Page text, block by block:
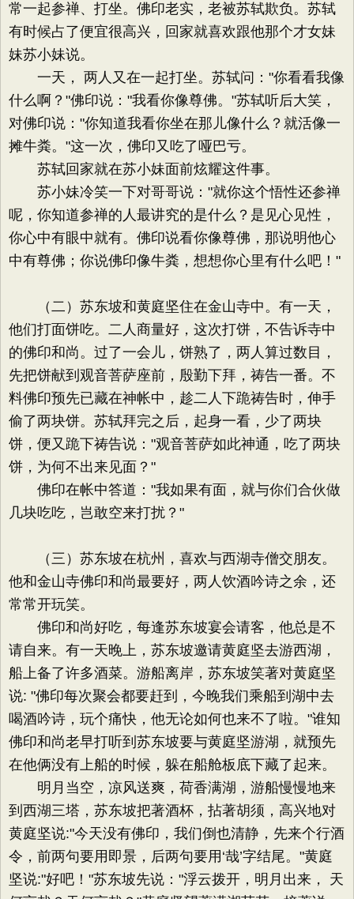
常一起参禅、打坐。佛印老实，老被苏轼欺负。苏轼
有时候占了便宜很高兴，回家就喜欢跟他那个才女妹
妹苏小妹说。
一天， 两人又在一起打坐。苏轼问："你看看我像
什么啊？"佛印说："我看你像尊佛。"苏轼听后大笑，
对佛印说："你知道我看你坐在那儿像什么？就活像一
摊牛粪。"这一次，佛印又吃了哑巴亏。
苏轼回家就在苏小妹面前炫耀这件事。
苏小妹冷笑一下对哥哥说："就你这个悟性还参禅
呢，你知道参禅的人最讲究的是什么？是见心见性，
你心中有眼中就有。佛印说看你像尊佛，那说明他心
中有尊佛；你说佛印像牛粪，想想你心里有什么吧！"
（二）苏东坡和黄庭坚住在金山寺中。有一天，
他们打面饼吃。二人商量好，这次打饼，不告诉寺中
的佛印和尚。过了一会儿，饼熟了，两人算过数目，
先把饼献到观音菩萨座前，殷勤下拜，祷告一番。不
料佛印预先已藏在神帐中，趁二人下跪祷告时，伸手
偷了两块饼。苏轼拜完之后，起身一看，少了两块
饼，便又跪下祷告说："观音菩萨如此神通，吃了两块
饼，为何不出来见面？"
佛印在帐中答道："我如果有面，就与你们合伙做
几块吃吃，岂敢空来打扰？"
（三）苏东坡在杭州，喜欢与西湖寺僧交朋友。
他和金山寺佛印和尚最要好，两人饮酒吟诗之余，还
常常开玩笑。
佛印和尚好吃，每逢苏东坡宴会请客，他总是不
请自来。有一天晚上，苏东坡邀请黄庭坚去游西湖，
船上备了许多酒菜。游船离岸，苏东坡笑著对黄庭坚
说: "佛印每次聚会都要赶到，今晚我们乘船到湖中去
喝酒吟诗，玩个痛快，他无论如何也来不了啦。"谁知
佛印和尚老早打听到苏东坡要与黄庭坚游湖，就预先
在他俩没有上船的时候，躲在船舱板底下藏了起来。
明月当空，凉风送爽，荷香满湖，游船慢慢地来
到西湖三塔，苏东坡把著酒杯，拈著胡须，高兴地对
黄庭坚说:"今天没有佛印，我们倒也清静，先来个行酒
令，前两句要用即景，后两句要用‘哉’字结尾。"黄庭
坚说:"好吧！"苏东坡先说："浮云拨开，明月出来， 天